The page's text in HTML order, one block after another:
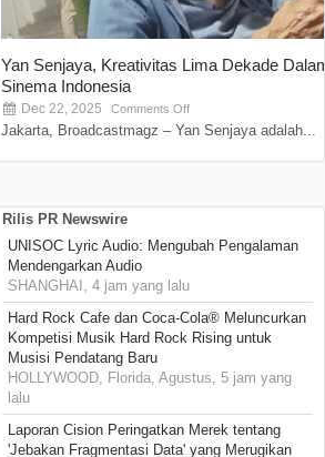
Yan Senjaya, Kreativitas Lima Dekade Dalam
Sinema Indonesia
Dec 22, 2025 Comments Off
Jakarta, Broadcastmagz – Yan Senjaya adalah...
Rilis PR Newswire
UNISOC Lyric Audio: Mengubah Pengalaman
Mendengarkan Audio
SHANGHAI, 4 jam yang lalu
Hard Rock Cafe dan Coca-Cola® Meluncurkan
Kompetisi Musik Hard Rock Rising untuk
Musisi Pendatang Baru
HOLLYWOOD, Florida, Agustus, 5 jam yang
lalu
Laporan Cision Peringatkan Merek tentang
'Jebakan Fragmentasi Data' yang Merugikan